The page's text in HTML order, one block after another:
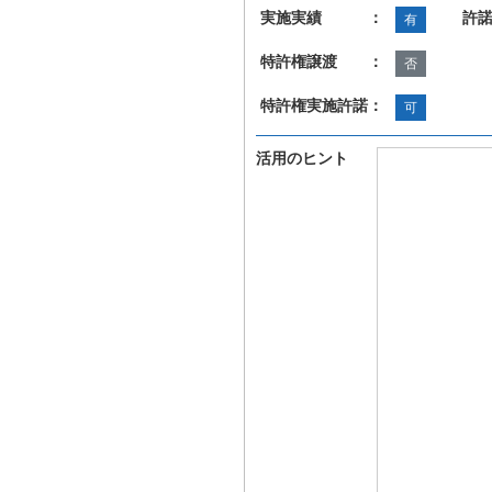
実施実績 ： 有 許
特許権譲渡 ： 否
特許権実施許諾： 可
活用のヒント